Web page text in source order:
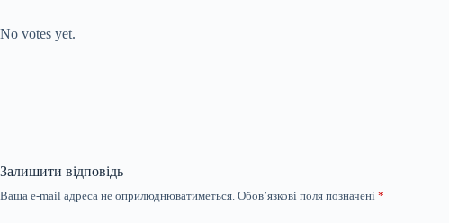
No votes yet.
Залишити відповідь
Ваша e-mail адреса не оприлюднюватиметься. Обов’язкові поля позначені *